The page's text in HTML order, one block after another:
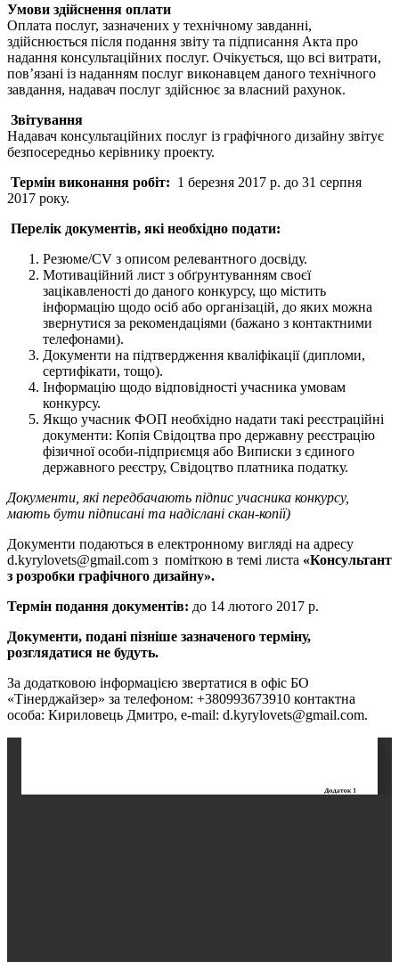
Умови здійснення оплати
Оплата послуг, зазначених у технічному завданні,
здійснюється після подання звіту та підписання Акта про
надання консультаційних послуг. Очікується, що всі витрати,
пов’язані із наданням послуг виконавцем даного технічного
завдання, надавач послуг здійснює за власний рахунок.
Звітування
Надавач консультаційних послуг із графічного дизайну звітує
безпосередньо керівнику проекту.
Термін виконання робіт: 1 березня 2017 р. до 31 серпня
2017 року.
Перелік документів, які необхідно подати:
Резюме/CV з описом релевантного досвіду.
Мотиваційний лист з обґрунтуванням своєї
зацікавленості до даного конкурсу, що містить
інформацію щодо осіб або організацій, до яких можна
звернутися за рекомендаціями (бажано з контактними
телефонами).
Документи на підтвердження кваліфікації (дипломи,
сертифікати, тощо).
Інформацію щодо відповідності учасника умовам
конкурсу.
Якщо учасник ФОП необхідно надати такі реєстраційні
документи: Копія Свідоцтва про державну реєстрацію
фізичної особи-підприємця або Виписки з єдиного
державного реєстру, Свідоцтво платника податку.
Документи, які передбачають підпис учасника конкурсу,
мають бути підписані та надіслані скан-копії)
Документи подаються в електронному вигляді на адресу
d.kyrylovets@gmail.com з поміткою в темі листа «Консультант
з розробки графічного дизайну».
Термін подання документів: до 14 лютого 2017 р.
Документи, подані пізніше зазначеного терміну,
розглядатися не будуть.
За додатковою інформацією звертатися в офіс БО
«Тінерджайзер» за телефоном: +380993673910 контактна
особа: Кириловець Дмитро, е-mail: d.kyrylovets@gmail.com.